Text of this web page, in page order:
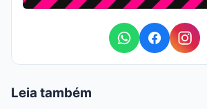
Leia também